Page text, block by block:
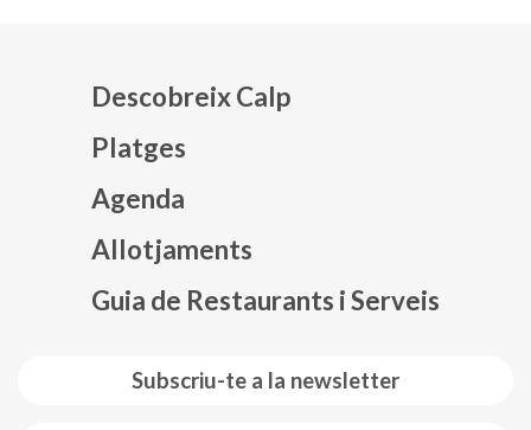
Subscriu-te a la newsletter
Descobreix Calp
Platges
Agenda
Allotjaments
Guia de Restaurants i Serveis